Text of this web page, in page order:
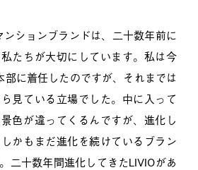
ンションブランドは、二十数年前に
たちが大切にしています。私は今
部に着任したのですが、それまでは
見ている立場でした。中に入って
色が違ってくるんですが、進化し
かもまだ進化を続けているブラン
二十数年間進化してきたLIVIOがあ